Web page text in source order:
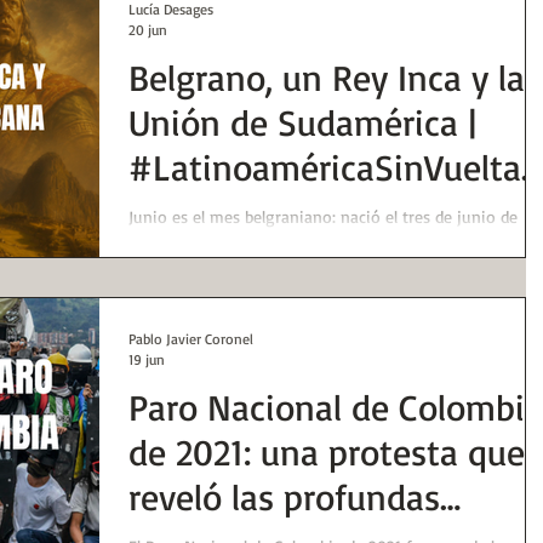
Belgrano, un Rey Inca y la
Unión de Sudamérica |
#LatinoaméricaSinVueltas
| Huellas de la Historia
Junio es el mes belgraniano: nació el tres de junio de
Lucía Desages
20 jun
Paro Nacional de Colombia
de 2021: una protesta que
reveló las profundas
Pablo Javier Coronel
19 jun